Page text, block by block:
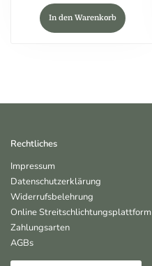
In den Warenkorb
Rechtliches
Impressum
Datenschutzerklärung
Widerrufsbelehrung
Online Streitschlichtungsplattform
Zahlungsarten
AGBs